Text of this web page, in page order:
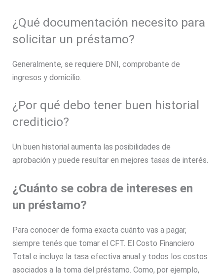
¿Qué documentación necesito para
solicitar un préstamo?
Generalmente, se requiere DNI, comprobante de
ingresos y domicilio.
¿Por qué debo tener buen historial
crediticio?
Un buen historial aumenta las posibilidades de
aprobación y puede resultar en mejores tasas de interés.
¿Cuánto se cobra de intereses en
un préstamo?
Para conocer de forma exacta cuánto vas a pagar,
siempre tenés que tomar el CFT. El Costo Financiero
Total e incluye la tasa efectiva anual y todos los costos
asociados a la toma del préstamo. Como, por ejemplo,